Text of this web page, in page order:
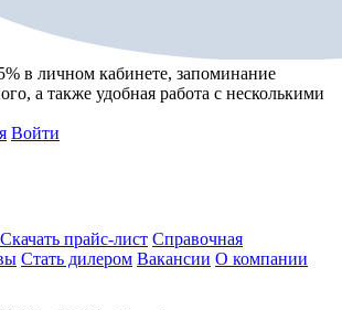
в личном кабинете, запоминание
, а также удобная работа с несколькими
Войти
Скачать прайс-лист Справочная
Стать дилером Вакансии О компании